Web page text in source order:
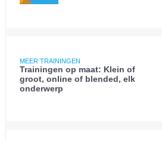
MEER TRAININGEN
Trainingen op maat: Klein of
groot, online of blended, elk
onderwerp